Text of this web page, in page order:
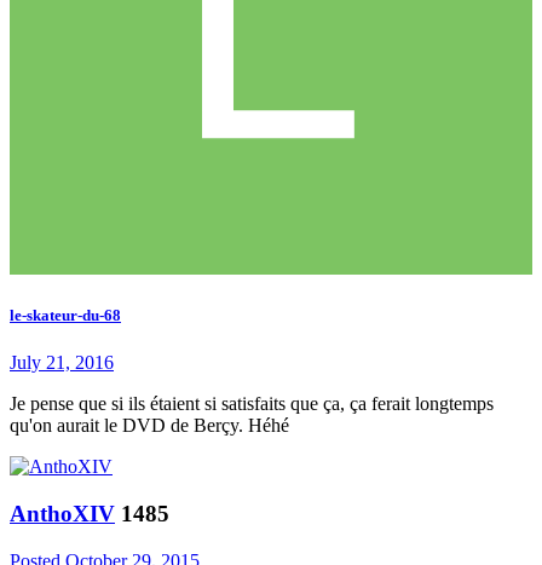
le-skateur-du-68
July 21, 2016
Je pense que si ils étaient si satisfaits que ça, ça ferait longtemps
qu'on aurait le DVD de Berçy. Héhé
AnthoXIV 1485
Posted October 29, 2015